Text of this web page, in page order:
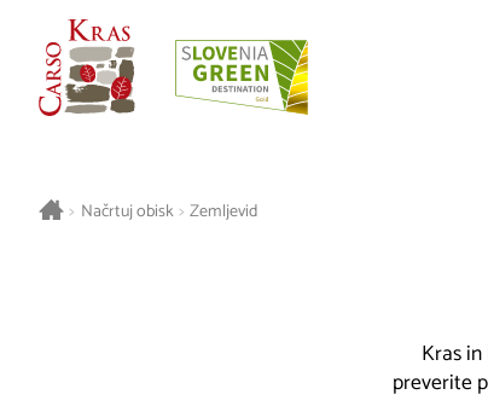
> Načrtuj obisk > Zemljevid
Kras
preverite